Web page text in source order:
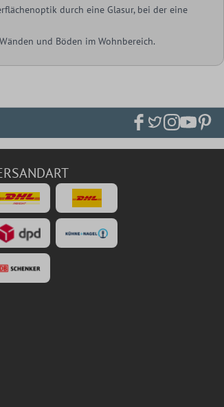
durch eine Glasur, bei der eine
und Böden im Wohnbereich.